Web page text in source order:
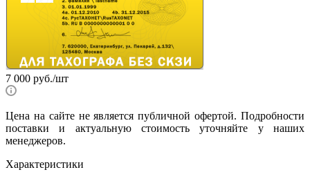
7 000 руб./шт
Цена на сайте не является публичной офертой. Подробности
поставки и актуальную стоимость уточняйте у наших
менеджеров.
Характеристики